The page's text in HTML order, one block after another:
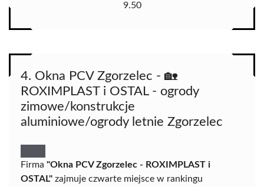
9.50
4. Okna PCV Zgorzelec - 🏡
ROXIMPLAST i OSTAL - ogrody
zimowe/konstrukcje
aluminiowe/ogrody letnie Zgorzelec
Firma "Okna PCV Zgorzelec - ROXIMPLAST i
OSTAL" zajmuje czwarte miejsce w rankingu